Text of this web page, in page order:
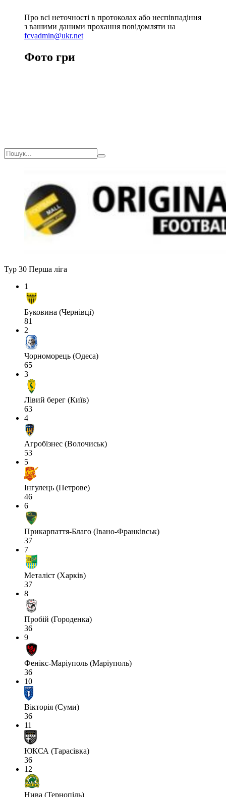
Про всі неточності в протоколах або неспівпадіння
з вашими даними прохання повідомляти на
fcvadmin@ukr.net
Фото гри
Тур 30 Перша ліга
1
Буковина (Чернівці)
81
2
Чорноморець (Одеса)
65
3
Лівий берег (Київ)
63
4
Агробізнес (Волочиськ)
53
5
Інгулець (Петрове)
46
6
Прикарпаття-Благо (Івано-Франківськ)
37
7
Металіст (Харків)
37
8
Пробій (Городенка)
36
9
Фенікс-Маріуполь (Маріуполь)
36
10
Вікторія (Суми)
36
11
ЮКСА (Тарасівка)
36
12
Нива (Тернопіль)